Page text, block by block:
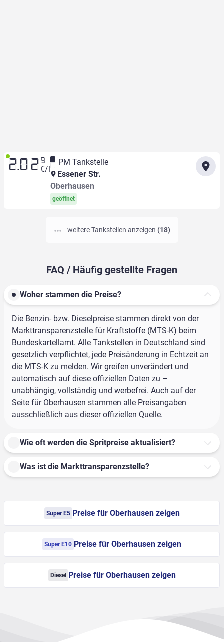
2.02 9
€/l
PM Tankstelle
Essener Str.
Oberhausen
geöffnet
weitere Tankstellen anzeigen (18)
FAQ / Häufig gestellte Fragen
Woher stammen die Preise?
Die Benzin- bzw. Dieselpreise stammen direkt von der
Markttransparenzstelle für Kraftstoffe (MTS-K) beim
Bundeskartellamt. Alle Tankstellen in Deutschland sind
gesetzlich verpflichtet, jede Preisänderung in Echtzeit an
die MTS-K zu melden. Wir greifen unverändert und
automatisch auf diese offiziellen Daten zu –
unabhängig, vollständig und werbefrei. Auch auf der
Seite für Oberhausen stammen alle Preisangaben
ausschließlich aus dieser offiziellen Quelle.
Wie oft werden die Spritpreise aktualisiert?
Was ist die Markttransparenzstelle?
Super E5 Preise für Oberhausen zeigen
Super E10 Preise für Oberhausen zeigen
Diesel Preise für Oberhausen zeigen